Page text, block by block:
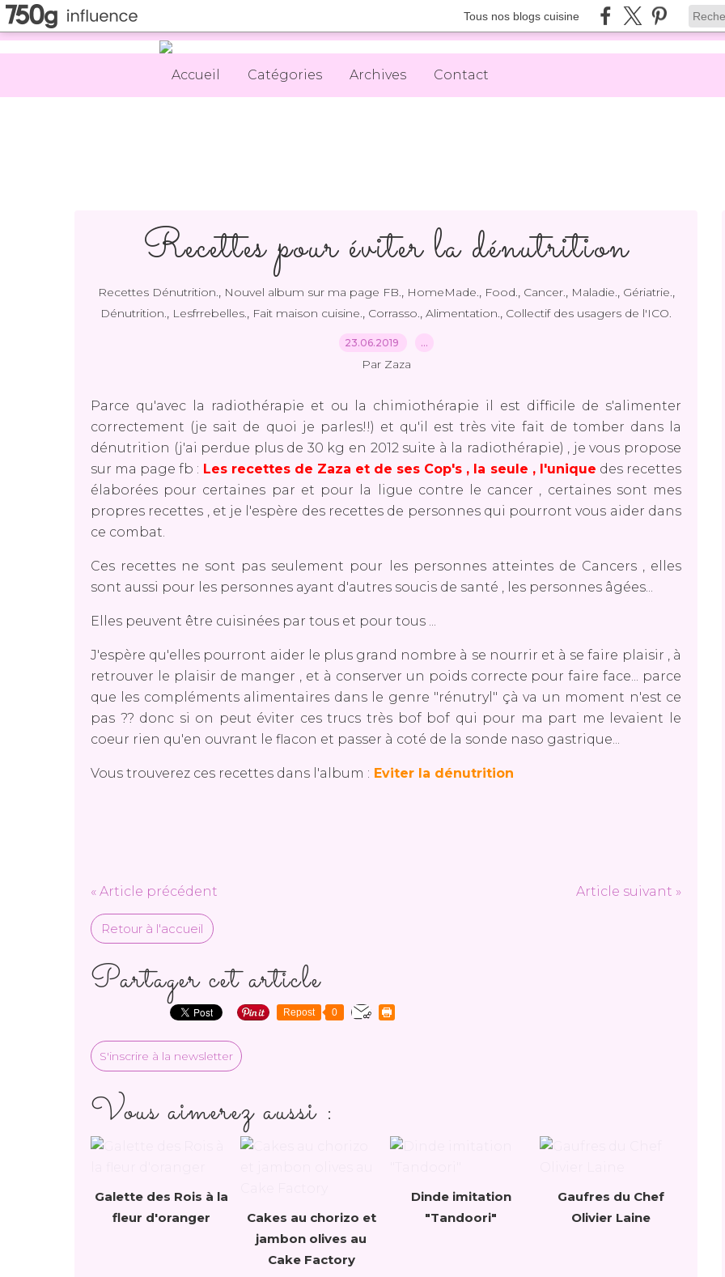
Tous nos blogs cuisine
Accueil Catégories Archives Contact
Recettes pour éviter la dénutrition
Recettes Dénutrition., Nouvel album sur ma page FB., HomeMade., Food., Cancer., Maladie., Gériatrie.,
Dénutrition., Lesfrrebelles., Fait maison cuisine., Corrasso., Alimentation., Collectif des usagers de l'ICO.
23.06.2019 …
Par Zaza
Parce qu'avec la radiothérapie et ou la chimiothérapie il est difficile de s'alimenter
correctement (je sait de quoi je parles!!) et qu'il est très vite fait de tomber dans la
dénutrition (j'ai perdue plus de 30 kg en 2012 suite à la radiothérapie) , je vous propose
sur ma page fb : Les recettes de Zaza et de ses Cop's , la seule , l'unique des recettes
élaborées pour certaines par et pour la ligue contre le cancer , certaines sont mes
propres recettes , et je l'espère des recettes de personnes qui pourront vous aider dans
ce combat.
Ces recettes ne sont pas seulement pour les personnes atteintes de Cancers , elles
sont aussi pour les personnes ayant d'autres soucis de santé , les personnes âgées...
Elles peuvent être cuisinées par tous et pour tous ...
J'espère qu'elles pourront aider le plus grand nombre à se nourrir et à se faire plaisir , à
retrouver le plaisir de manger , et à conserver un poids correcte pour faire face... parce
que les compléments alimentaires dans le genre "rénutryl" çà va un moment n'est ce
pas ?? donc si on peut éviter ces trucs très bof bof qui pour ma part me levaient le
coeur rien qu'en ouvrant le flacon et passer à coté de la sonde naso gastrique...
Vous trouverez ces recettes dans l'album : Eviter la dénutrition
« Article précédent Article suivant »
Retour à l'accueil
Partager cet article
Repost 0
S'inscrire à la newsletter
Vous aimerez aussi :
Galette des Rois à la
fleur d'oranger
Cakes au chorizo et
jambon olives au
Cake Factory
Dinde imitation
"Tandoori"
Gaufres du Chef
Olivier Laine